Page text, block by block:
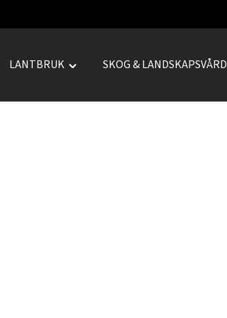
LANTBRUK
Toggle
SKOG & LANDSKAPSVÅRD